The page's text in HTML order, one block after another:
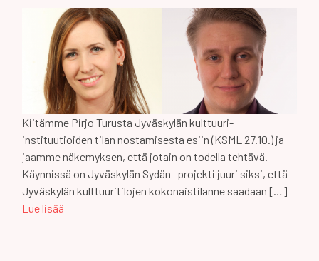
Kiitämme Pirjo Turusta Jyväskylän kulttuuri-
instituutioiden tilan nostamisesta esiin (KSML 27.10.) ja
jaamme näkemyksen, että jotain on todella tehtävä.
Käynnissä on Jyväskylän Sydän -projekti juuri siksi, että
Jyväskylän kulttuuritilojen kokonaistilanne saadaan […]
Lue lisää